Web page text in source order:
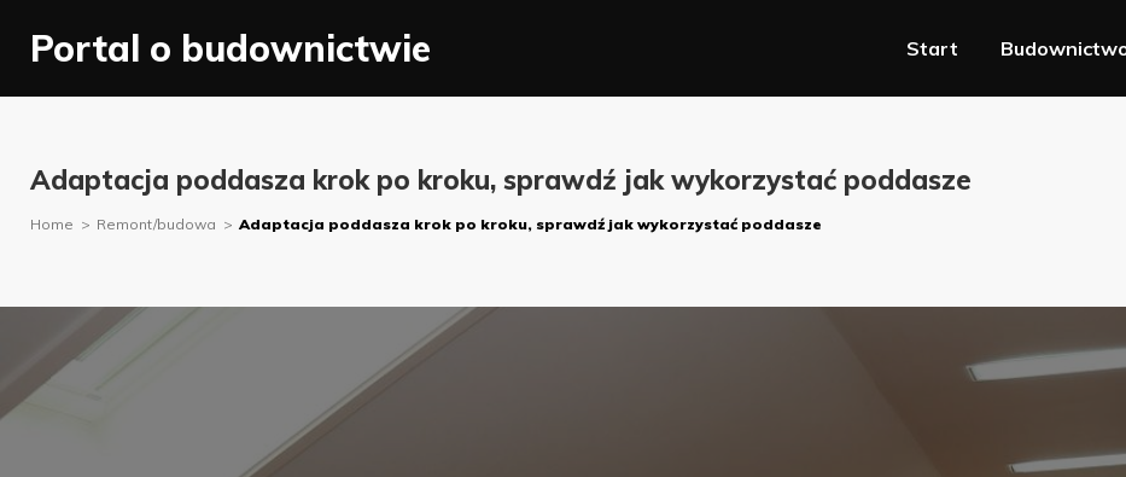
Portal o budownictwie Start
Adaptacja poddasza krok po kroku, sprawdź jak wykorzystać poddasze
Home > Remont/budowa > Adaptacja poddasza krok po kroku, sprawdź jak wykorzystać poddasze